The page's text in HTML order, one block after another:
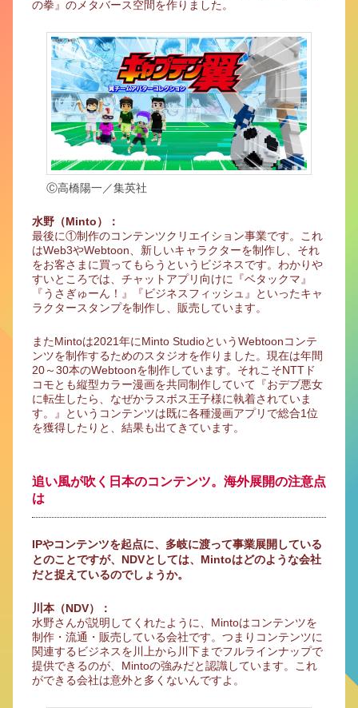
の拳』のメタバース空間を作りました。
Ⓒ高橋陽一／集英社
水野（Minto）：
最後に①制作のコンテンツクリエイション事業です。これ
はWeb3やWebtoon、新しいキャラクターを制作し、それ
をお客さまに買ってもらうというビジネスです。わかりや
すいところでは、チャットアプリ向けに『ベタックマ』
『うさぎゅーん！』『ビジネスフィッシュ』といったキャ
ラクタースタンプを制作し、販売しています。
またMintoは2021年にMinto StudioというWebtoonコンテ
ンツを制作するためのスタジオを作りました。現在は年間
20～30本のWebtoonを制作しています。それこそNTTド
コモとも縦型カラー漫画を共同制作していて『おデブ悪女
に転生したら、なぜかラスボス王子様に執着されていま
す。』というコンテンツは既に各種漫画アプリで総合1位
を獲得したりと、結果も出てきています。
追い風が吹く日本のコンテンツ。海外展開の注意点
は
IPやコンテンツを起点に、多岐に渡って事業展開している
とのことですが、NDVとしては、Mintoはどのような会社
だと捉えているのでしょうか。
川本（NDV）：
水野さんが説明してくれたように、Mintoはコンテンツを
制作・流通・販売している会社です。つまりコンテンツに
関連するビジネスを川上から川下までフルラインナップで
提供できるのが、Mintoの強みだと認識しています。これ
ができる会社は意外と多くないんですよ。